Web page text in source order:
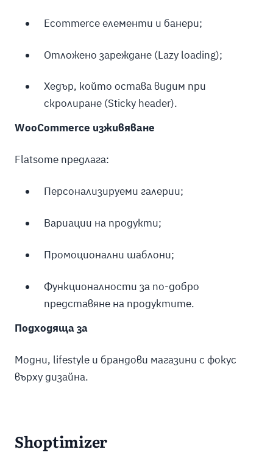
Ecommerce елементи и банери;
Отложено зареждане (Lazy loading);
Хедър, който остава видим при
скролиране (Sticky header).
WooCommerce изживяване
Flatsome предлага:
Персонализируеми галерии;
Вариации на продукти;
Промоционални шаблони;
Функционалности за по-добро
представяне на продуктите.
Подходяща за
Модни, lifestyle и брандови магазини с фокус
върху дизайна.
Shoptimizer